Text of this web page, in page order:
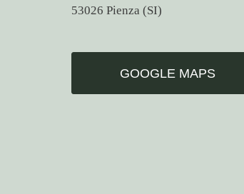
53026 Pienza (SI)
GOOGLE MAPS